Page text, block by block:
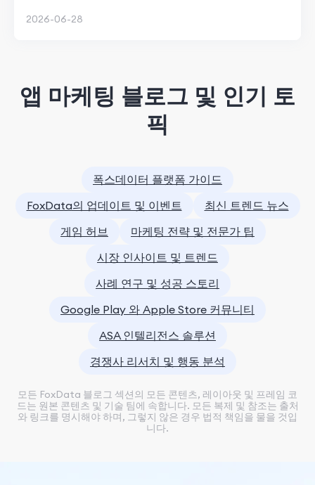
2026-06-28
앱 마케팅 블로그 및 인기 토
픽
폭스데이터 플랫폼 가이드
FoxData의 업데이트 및 이벤트
최신 트렌드 뉴스
게임 허브
마케팅 전략 및 전문가 팁
시장 인사이트 및 트렌드
사례 연구 및 성공 스토리
Google Play 와 Apple Store 커뮤니티
ASA 인텔리전스 솔루션
경쟁사 리서치 및 행동 분석
모든 FoxData 블로그 섹션의 모든 콘텐츠, 레이아웃 및 프레임 코
드는 원본 콘텐츠 및 기술 팀에 속합니다. 모든 복제 및 참조는 출처
와 링크를 명시해야 하며, 그렇지 않은 경우 법적 책임을 물을 것입
니다.